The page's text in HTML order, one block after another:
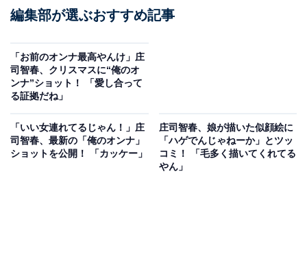
編集部が選ぶおすすめ記事
「お前のオンナ最高やんけ」庄
司智春、クリスマスに“俺のオ
ンナ”ショット！ 「愛し合って
る証拠だね」
「いい女連れてるじゃん！」庄
司智春、最新の「俺のオンナ」
ショットを公開！ 「カッケー」
庄司智春、娘が描いた似顔絵に
「ハゲでんじゃねーか」とツッ
コミ！ 「毛多く描いてくれてる
やん」